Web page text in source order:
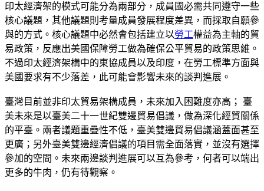
印太經濟架的模式可能分為兩部分，成員國必需共同遵守一些
核心議題，其他議題則考量成員發展程度差異，而採取自願參
與的方式。核心議題中必然會包括建立以勞工權益為主軸的貿
易政策，反應出美國保障勞工做為確保公平貿易的政策思維。
不過印太經濟架構中的東協成員以及印度，在勞工標準方面與
美國要求有不少落差，此可能會影響未來的談判進展。
臺灣目前並非印太貿易架構成員，未來加入困難度亦高； 臺
美未來是以臺美二十一世紀雙邊貿易倡議，做為深化經貿關係
的平臺。兩者議題重疊性不低，臺美雙邊貿易倡議涵蓋面甚至
更廣；另外臺美雙邊經濟倡議的項目需全面落實，並沒有選擇
參加的空間。未來兩邊談判進展可以互為參考，何者可以端出
更多的牛肉，仍有待觀察。